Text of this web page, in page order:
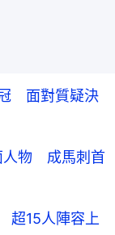
面對質疑決
人物 成馬刺首
超15人陣容上